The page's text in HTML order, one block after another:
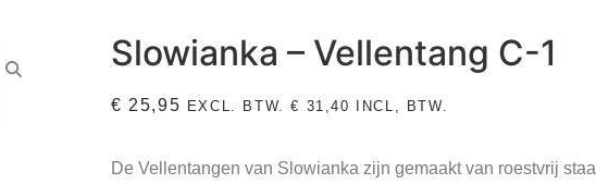
Slowianka – Vellentang C-1
€ 25,95 EXCL. BTW.€ 31,40 INCL, BTW.
De Vellentangen van Slowianka zijn gemaakt van roestvrij staal